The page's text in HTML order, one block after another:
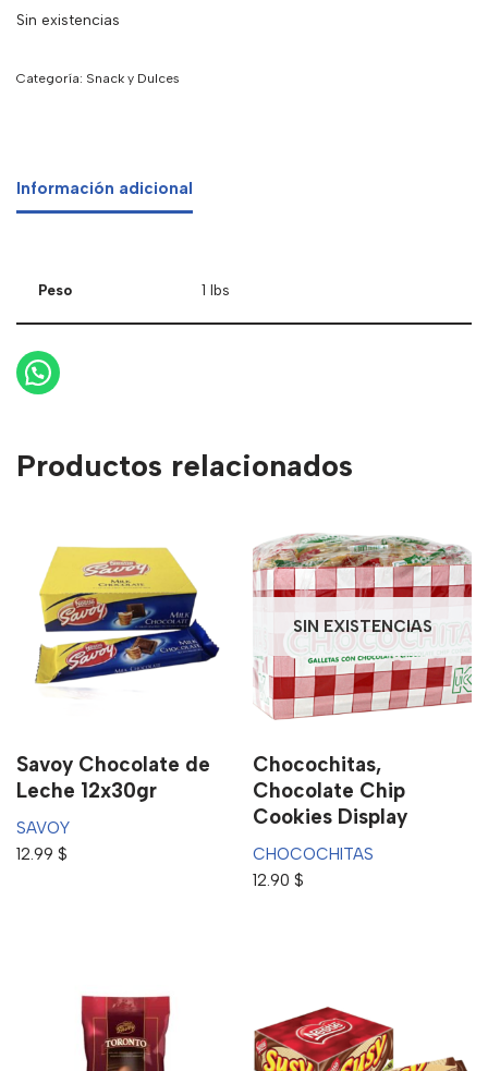
Sin existencias
Categoría: Snack y Dulces
Información adicional
Peso 1 lbs
Productos relacionados
Savoy Chocolate de
Leche 12x30gr
SAVOY
12.99 $
SIN EXISTENCIAS
Chocochitas,
Chocolate Chip
Cookies Display
CHOCOCHITAS
12.90$